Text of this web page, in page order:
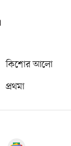
কিশোর আলো
প্রথমা